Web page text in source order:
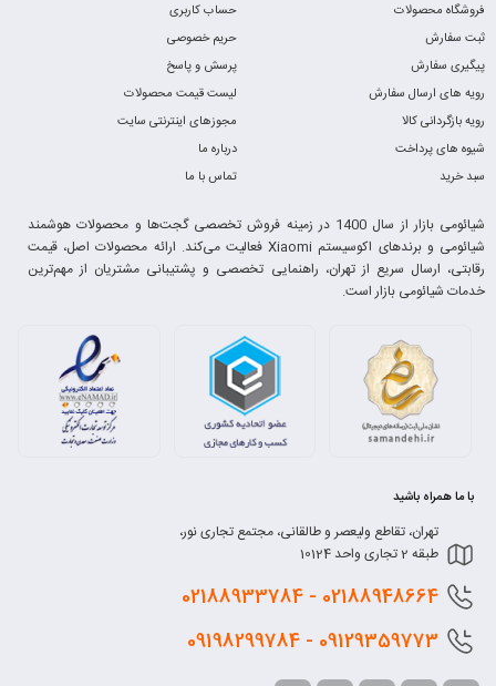
فروشگاه محصولات
ثبت سفارش
پیگیری سفارش
رویه های ارسال سفارش
رویه بازگردانی کالا
شیوه های پرداخت
سبد خرید
حساب کاربری
حریم خصوصی
پرسش و پاسخ
لیست قیمت محصولات
مجوزهای اینترنتی سایت
درباره ما
تماس با ما
شیائومی بازار از سال 1400 در زمینه فروش تخصصی گجت‌ها و محصولات هوشمند
شیائومی و برندهای اکوسیستم Xiaomi فعالیت می‌کند. ارائه محصولات اصل، قیمت
رقابتی، ارسال سریع از تهران، راهنمایی تخصصی و پشتیبانی مشتریان از مهم‌ترین
خدمات شیائومی بازار است.
با ما همراه باشید
تهران، تقاطع ولیعصر و طالقانی، مجتمع تجاری نور،
طبقه 2 تجاری واحد 10124
02188948664 - 02188933784
09129359773 - 09198299784